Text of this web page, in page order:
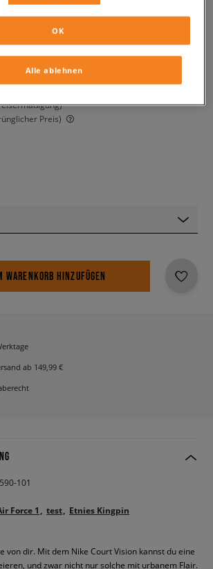
Preis)
WARENKORB HINZUFÜGEN
ab 149,99 €
101
Force 1 test
Etnies Kingpin
von dir. Mit dem Nike Court Vision kannst du eine
und zwar nicht nur solche mit urbanem Flair.
Alle ablehnen
OK